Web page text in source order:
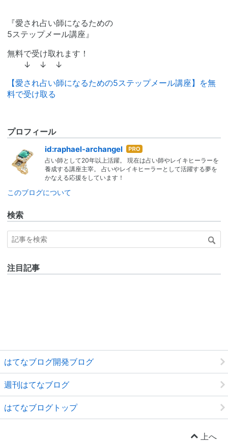
『愛され占い師になるための
5ステップメール講座』
無料で受け取れます！
↓ ↓ ↓
【愛され占い師になるための5ステップメール講座】を無
料で受け取る
プロフィール
id:raphael-archangel はて
なブ
ログ
占い師として20年以上活躍。 現在は占い師やレイキヒーラーを
養成する講座主宰。 占いやレイキヒーラーとして活躍する夢を
かなえる応援をしています！
このブログについて
検索
注目記事
はてなブログ開発ブログ
週刊はてなブログ
はてなブログトップ
上へ